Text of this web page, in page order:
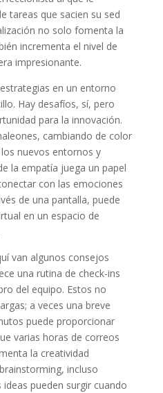
tareas que sacien su sed
no solo fomenta la
incrementa el nivel de
impresionante.
en un entorno
Hay desafíos, sí, pero
para la innovación.
cambiando de color
nuevos entornos y
la empatía juega un papel
con las emociones
de una pantalla, puede
en un espacio de
van algunos consejos
una rutina de check-ins
del equipo. Estos no
a veces una breve
puede proporcionar
varias horas de correos
la creatividad
incluso
pueden surgir cuando